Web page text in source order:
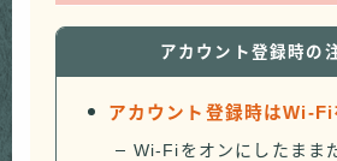
アカウント登録時の
アカウント登録時はWi-Fi
Wi-Fiをオンにしたまま